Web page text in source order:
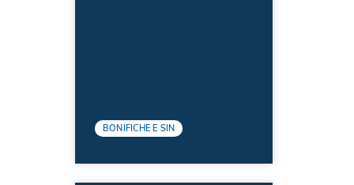
BONIFICHE E SIN